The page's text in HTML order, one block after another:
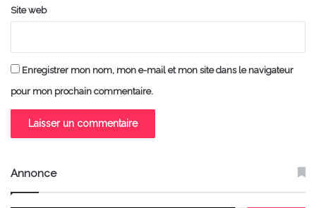
Site web
Enregistrer mon nom, mon e-mail et mon site dans le navigateur
pour mon prochain commentaire.
Annonce